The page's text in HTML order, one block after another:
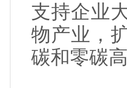
支持企业
物产业，
碳和零碳